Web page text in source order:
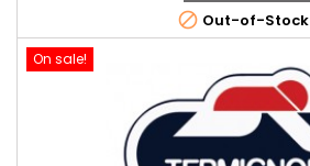
 Out-of-Stock
On sale!